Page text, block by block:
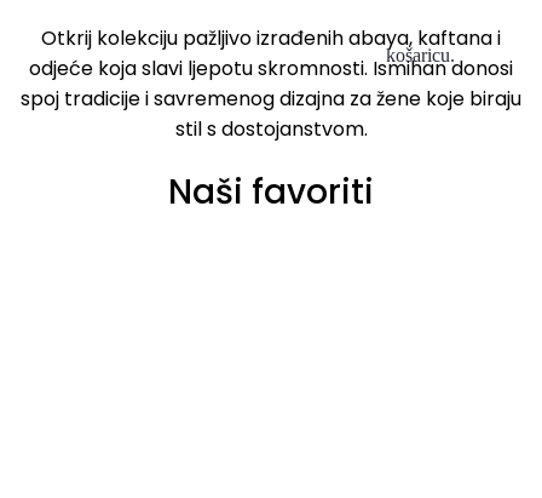
košaricu.
Otkrij kolekciju pažljivo izrađenih abaya, kaftana i
odjeće koja slavi ljepotu skromnosti. Ismihan donosi
spoj tradicije i savremenog dizajna za žene koje biraju
stil s dostojanstvom.
Naši favoriti